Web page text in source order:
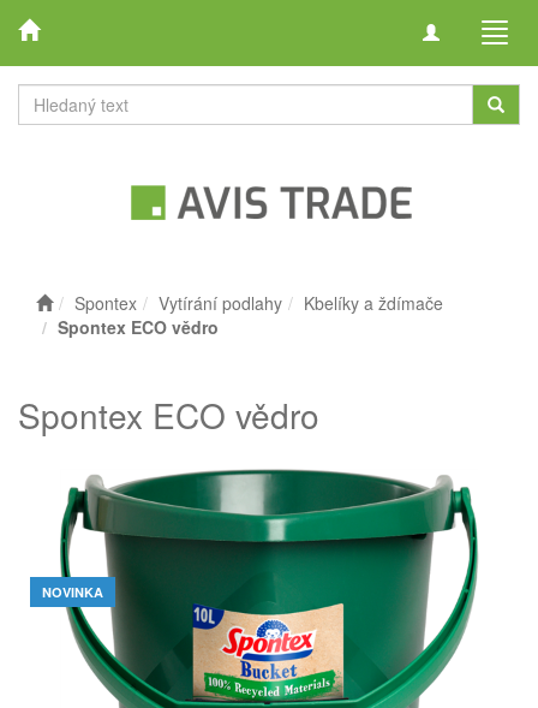
Toggle
Spontex Vytírání podlahy
Kbelíky a ždímače
Spontex ECO vědro
Spontex ECO vědro
NOVINKA